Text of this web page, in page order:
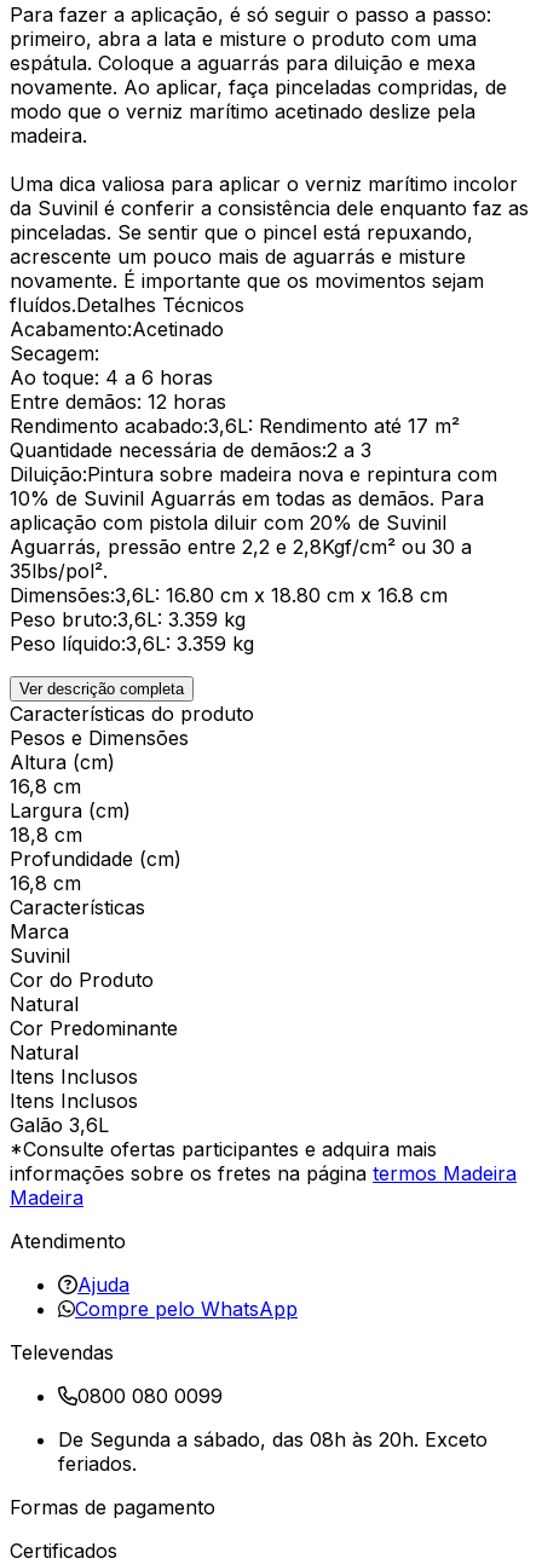
Para fazer a aplicação, é só seguir o passo a passo:
primeiro, abra a lata e misture o produto com uma
espátula. Coloque a aguarrás para diluição e mexa
novamente. Ao aplicar, faça pinceladas compridas, de
modo que o verniz marítimo acetinado deslize pela
madeira.
Uma dica valiosa para aplicar o verniz marítimo incolor
da Suvinil é conferir a consistência dele enquanto faz as
pinceladas. Se sentir que o pincel está repuxando,
acrescente um pouco mais de aguarrás e misture
novamente. É importante que os movimentos sejam
fluídos.Detalhes Técnicos
Acabamento:Acetinado
Secagem:
Ao toque: 4 a 6 horas
Entre demãos: 12 horas
Rendimento acabado:3,6L: Rendimento até 17 m²
Quantidade necessária de demãos:2 a 3
Diluição:Pintura sobre madeira nova e repintura com
10% de Suvinil Aguarrás em todas as demãos. Para
aplicação com pistola diluir com 20% de Suvinil
Aguarrás, pressão entre 2,2 e 2,8Kgf/cm² ou 30 a
35lbs/pol².
Dimensões:3,6L: 16.80 cm x 18.80 cm x 16.8 cm
Peso bruto:3,6L: 3.359 kg
Peso líquido:3,6L: 3.359 kg
Ver descrição completa
Características do produto
Pesos e Dimensões
Altura (cm)
16,8 cm
Largura (cm)
18,8 cm
Profundidade (cm)
16,8 cm
Características
Marca
Suvinil
Cor do Produto
Natural
Cor Predominante
Natural
Itens Inclusos
Itens Inclusos
Galão 3,6L
*Consulte ofertas participantes e adquira mais
informações sobre os fretes na página termos Madeira
Madeira
Atendimento
Ajuda
Compre pelo WhatsApp
Televendas
0800 080 0099
De Segunda a sábado, das 08h às 20h. Exceto
feriados.
Formas de pagamento
Certificados